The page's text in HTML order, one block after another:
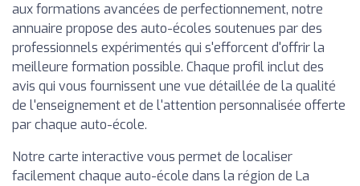
aux formations avancées de perfectionnement, notre
annuaire propose des auto-écoles soutenues par des
professionnels expérimentés qui s'efforcent d'offrir la
meilleure formation possible. Chaque profil inclut des
avis qui vous fournissent une vue détaillée de la qualité
de l'enseignement et de l'attention personnalisée offerte
par chaque auto-école.
Notre carte interactive vous permet de localiser
facilement chaque auto-école dans la région de La